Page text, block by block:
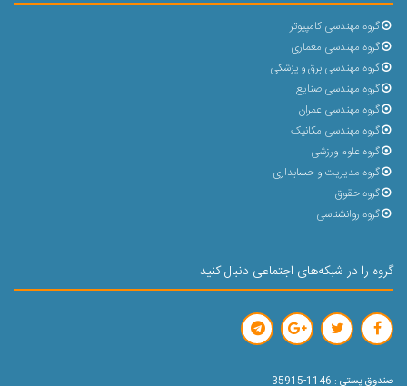
گروه مهندسی کامپیوتر
گروه مهندسی معماری
گروه مهندسی برق و پزشکی
گروه مهندسی صنایع
گروه مهندسی عمران
گروه مهندسی مکانیک
گروه علوم ورزشی
گروه مدیریت و حسابداری
گروه حقوق
گروه روانشناسی
گروه را در شبکه‌های اجتماعی دنبال کنید
صندوق پستی : 1146-35915